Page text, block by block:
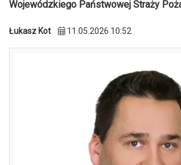
Wojewódzkiego Państwowej Straży
Łukasz Kot 11.05.2026 10:52